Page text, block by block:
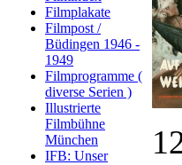
Filmplakate
Filmpost /
Büdingen 1946 -
1949
Filmprogramme (
diverse Serien )
Illustrierte
Filmbühne
München
IFB: Unser